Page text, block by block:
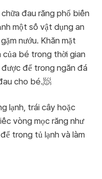
đau răng phổ biến
một số vật dụng an
nướu. Khăn mặt
của bé trong thời gian
để trong ngăn đá
cho bé.🧖
lạnh, trái cây hoặc
vòng mọc răng như
trong tủ lạnh và làm